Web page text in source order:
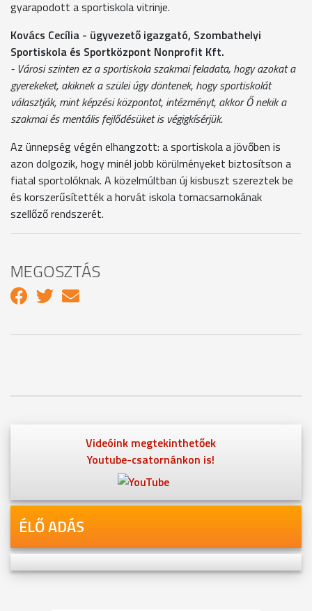
gyarapodott a sportiskola vitrinje.
Kovács Cecília - ügyvezető igazgató, Szombathelyi
Sportiskola és Sportközpont Nonprofit Kft.
- Városi szinten ez a sportiskola szakmai feladata, hogy azokat a
gyerekeket, akiknek a szülei úgy döntenek, hogy sportiskolát
választják, mint képzési központot, intézményt, akkor Ő nekik a
szakmai és mentális fejlődésüket is végigkísérjük.
Az ünnepség végén elhangzott: a sportiskola a jövőben is
azon dolgozik, hogy minél jobb körülményeket biztosítson a
fiatal sportolóknak. A közelmúltban új kisbuszt szereztek be
és korszerűsítették a horvát iskola tornacsarnokának
szellőző rendszerét.
MEGOSZTÁS
Videóink megtekinthetőek
Youtube-csatornánkon is!
ÉLŐ ADÁS